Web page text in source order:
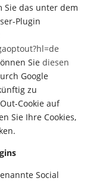
Sie das unter dem
Plugin
Sie diesen
Google
zu
Cookie auf
Sie Ihre Cookies,
Social